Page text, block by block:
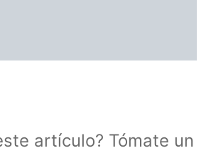
artículo? Tómate un